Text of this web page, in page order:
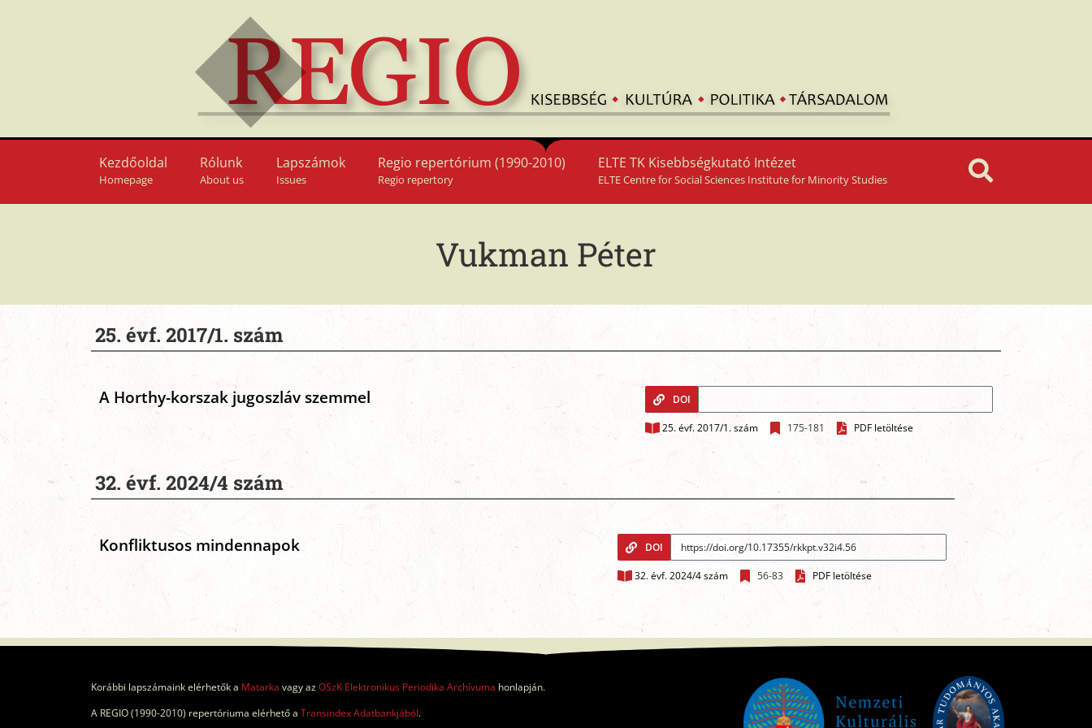
Kezdőoldal
Homepage
Rólunk
About us
Lapszámok
Issues
Regio repertórium (1990-2010)
Regio repertory
ELTE TK Kisebbségkutató Intézet
ELTE Centre for Social Sciences Institute for Minority Studies
Vukman Péter
25. évf. 2017/1. szám
A Horthy-korszak jugoszláv szemmel DOI
25. évf. 2017/1. szám 175-181 PDF letöltése
32. évf. 2024/4 szám
Konfliktusos mindennapok DOI
32. évf. 2024/4 szám 56-83 PDF letöltése
Korábbi lapszámaink elérhetők a Matarka vagy azOSzK Elektronikus Periodika Archívuma honlapján.
A REGIO (1990-2010) repertóriuma elérhető a Transindex Adatbankjából.